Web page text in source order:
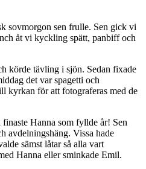
sovmorgon sen frulle. Sen gick vi
åt vi kyckling spätt, panbiff och
körde tävling i sjön. Sedan fixade
det var spagetti och
kyrkan för att fotograferas med de
Hanna som fyllde år! Sen
avdelningshäng. Vissa hade
sämst låtar så alla vart
Hanna eller sminkade Emil.